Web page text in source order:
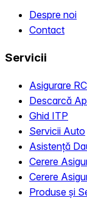
Despre noi
Contact
Servicii
Asigurare
Descarcă
Ghid ITP
Servicii Auto
Asistență
Cerere
Cerere
Produse și